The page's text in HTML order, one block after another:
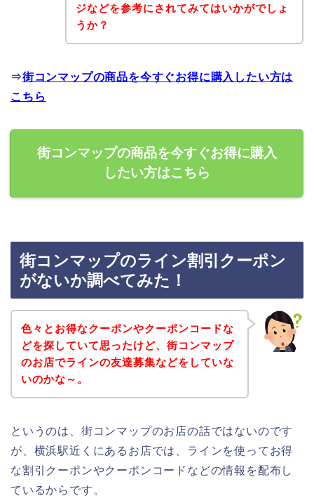
ジなどを参考にされてみてはいかがでしょ
うか？
⇒街コンマップの商品を今すぐお得に購入したい方は
こちら
街コンマップの商品を今すぐお得に購入
したい方はこちら
街コンマップのライン割引クーポン
がないか調べてみた！
色々とお得なクーポンやクーポンコードな
どを探していて思ったけど、街コンマップ
のお店でラインの友達募集などをしていな
いのかな～。
というのは、街コンマップのお店の話ではないのです
が、横浜駅近くにあるお店では、ラインを使ってお得
な割引クーポンやクーポンコードなどの情報を配布し
ているからです。